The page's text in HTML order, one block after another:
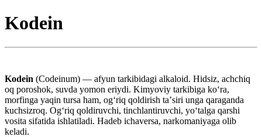
Kodein
Kodein (Codeinum) — afyun tarkibidagi alkaloid. Hidsiz, achchiq
oq poroshok, suvda yomon eriydi. Kimyoviy tarkibiga koʻra,
morfinga yaqin tursa ham, ogʻriq qoldirish taʼsiri unga qaraganda
kuchsizroq. Ogʻriq qoldiruvchi, tinchlantiruvchi, yoʻtalga qarshi
vosita sifatida ishlatiladi. Hadeb ichaversa, narkomaniyaga olib
keladi.